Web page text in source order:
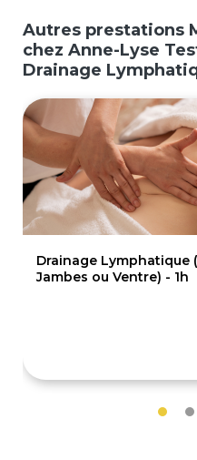
Autres prestations
chez Anne-Lyse
Drainage
Drainage Lymphatique
Jambes ou Ventre) - 1h